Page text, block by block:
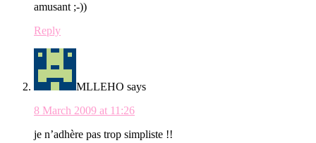
amusant ;-))
Reply
MLLEHO says
8 March 2009 at 11:26
je n’adhère pas trop simpliste !!